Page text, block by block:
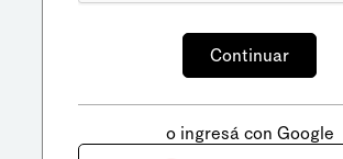
o ingresá con Google